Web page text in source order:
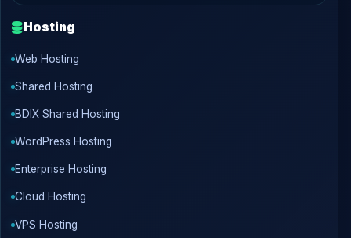
Hosting
Web Hosting
Shared Hosting
BDIX Shared Hosting
WordPress Hosting
Enterprise Hosting
Cloud Hosting
VPS Hosting